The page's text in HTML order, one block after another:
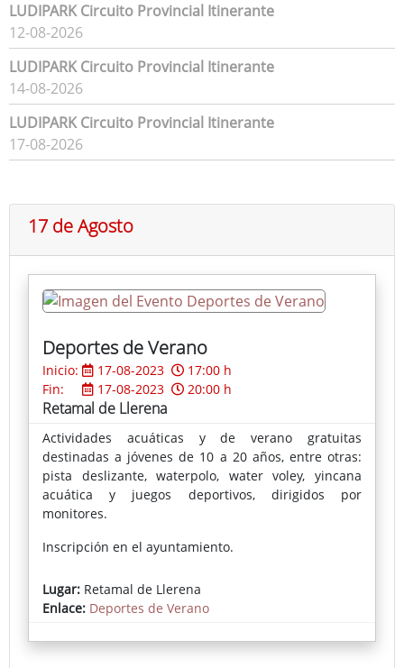
LUDIPARK Circuito Provincial Itinerante
12-08-2026
LUDIPARK Circuito Provincial Itinerante
14-08-2026
LUDIPARK Circuito Provincial Itinerante
17-08-2026
17 de Agosto
Deportes de Verano
Inicio: 17-08-2023
17:00 h
Fin:
17-08-2023 20:00 h
Retamal de Llerena
Actividades acuáticas y de verano gratuitas
destinadas a jóvenes de 10 a 20 años, entre otras:
pista deslizante, waterpolo, water voley, yincana
acuática y juegos deportivos, dirigidos por
monitores.
Inscripción en el ayuntamiento.
Lugar: Retamal de Llerena
Enlace: Deportes de Verano